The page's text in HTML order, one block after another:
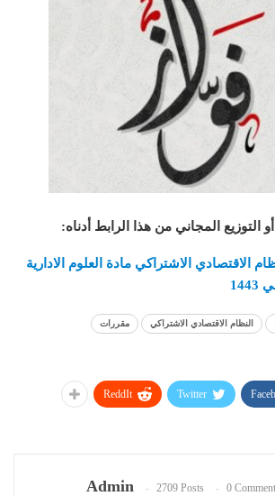
المجاني من هذا الرابط أدناه:
الاقتصادي الاشتراكي مادة العلوم الادارية
النظام الاقتصادي الاشتراكي مقررات
Twitter
ReddIt
Admin 2709 Posts 0